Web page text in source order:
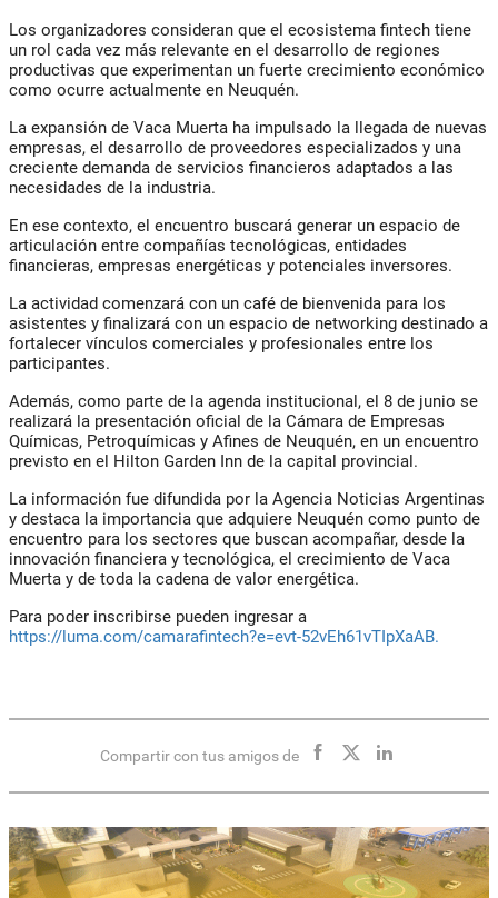
Los organizadores consideran que el ecosistema fintech tiene
un rol cada vez más relevante en el desarrollo de regiones
productivas que experimentan un fuerte crecimiento económico
como ocurre actualmente en Neuquén.
La expansión de Vaca Muerta ha impulsado la llegada de nuevas
empresas, el desarrollo de proveedores especializados y una
creciente demanda de servicios financieros adaptados a las
necesidades de la industria.
En ese contexto, el encuentro buscará generar un espacio de
articulación entre compañías tecnológicas, entidades
financieras, empresas energéticas y potenciales inversores.
La actividad comenzará con un café de bienvenida para los
asistentes y finalizará con un espacio de networking destinado a
fortalecer vínculos comerciales y profesionales entre los
participantes.
Además, como parte de la agenda institucional, el 8 de junio se
realizará la presentación oficial de la Cámara de Empresas
Químicas, Petroquímicas y Afines de Neuquén, en un encuentro
previsto en el Hilton Garden Inn de la capital provincial.
La información fue difundida por la Agencia Noticias Argentinas
y destaca la importancia que adquiere Neuquén como punto de
encuentro para los sectores que buscan acompañar, desde la
innovación financiera y tecnológica, el crecimiento de Vaca
Muerta y de toda la cadena de valor energética.
Para poder inscribirse pueden ingresar a
https://luma.com/camarafintech?e=evt-52vEh61vTIpXaAB.
Compartir con tus amigos de